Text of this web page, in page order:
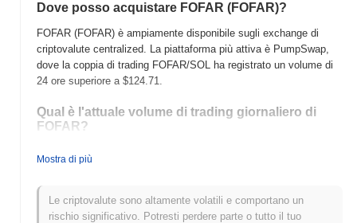
Dove posso acquistare FOFAR (FOFAR)?
FOFAR (FOFAR) è ampiamente disponibile sugli exchange di
criptovalute centralized. La piattaforma più attiva è PumpSwap,
dove la coppia di trading FOFAR/SOL ha registrato un volume di
24 ore superiore a $124.71.
Qual è l'attuale volume di trading giornaliero di
FOFAR?
Nelle ultime 24 ore, il volume di trading di FOFAR si attesta a
, mostrando un aumento del
precedente. Ciò suggerisce un aumento a breve termine
dell'attività di trading.
Mostra di più
Le criptovalute sono altamente volatili e comportano un
rischio significativo. Potresti perdere parte o tutto il tuo